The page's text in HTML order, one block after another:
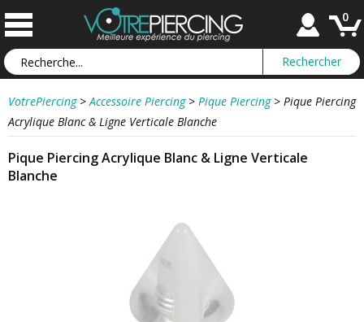
0
VotrePiercing > Accessoire Piercing > Pique Piercing > Pique Piercing
Acrylique Blanc & Ligne Verticale Blanche
Pique Piercing Acrylique Blanc & Ligne Verticale
Blanche